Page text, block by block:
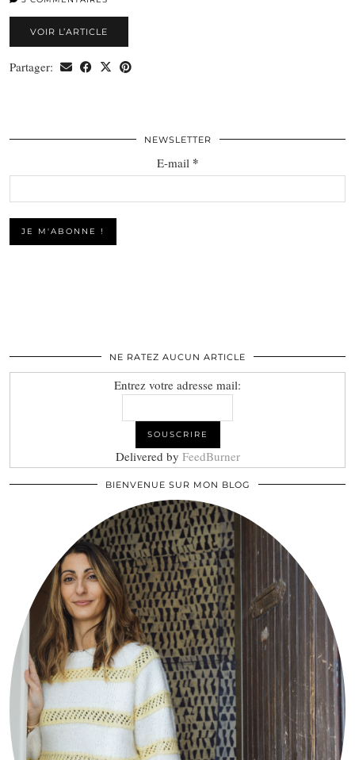
VOIR L’ARTICLE
Partager:
NEWSLETTER
E-mail *
NE RATEZ AUCUN ARTICLE
Entrez votre adresse mail:
Delivered by FeedBurner
BIENVENUE SUR MON BLOG